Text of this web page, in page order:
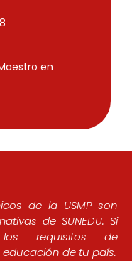
en
de la USMP son
de SUNEDU. Si
requisitos de
de tu país.